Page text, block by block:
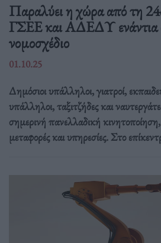
Παραλύει η χώρα από τη
ΓΣΕΕ και ΑΔΕΔΥ ενάντια
νομοσχέδιο
01.10.25
Δημόσιοι υπάλληλοι, γιατροί,
υπάλληλοι, ταξιτζήδες και
σημερινή πανελλαδική
μεταφορές και υπηρεσίες. Στο